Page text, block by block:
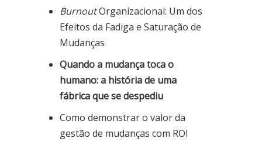
BurnoutOrganizacional: Um dos
Efeitos da Fadiga e Saturação de
Mudanças
Quando a mudança toca o
humano: a história de uma
fábrica que se despediu
Como demonstrar o valor da
gestão de mudanças com ROI